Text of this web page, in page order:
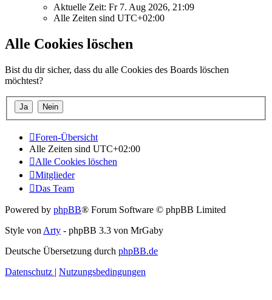
Aktuelle Zeit: Fr 7. Aug 2026, 21:09
Alle Zeiten sind UTC+02:00
Alle Cookies löschen
Bist du dir sicher, dass du alle Cookies des Boards löschen
möchtest?
Foren-Übersicht
Alle Zeiten sind UTC+02:00
Alle Cookies löschen
Mitglieder
Das Team
Powered by phpBB® Forum Software © phpBB Limited
Style vonArty - phpBB 3.3 von MrGaby
Deutsche Übersetzung durch phpBB.de
Datenschutz | Nutzungsbedingungen